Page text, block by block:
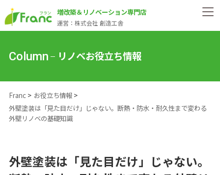
増改築＆リノベーション専門店
運営：株式会社 創造工舎
Column リノベお役立ち情報
Franc
お役立ち情報
外壁塗装は「見た目だけ」じゃない。断熱・防水・耐久性まで変わる
外壁リノベの基礎知識
外壁塗装は「見た目だけ」じゃない。